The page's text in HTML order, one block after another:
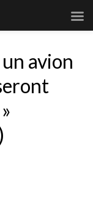
avion